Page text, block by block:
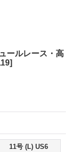
ールレース・高
]
11号 (L) US6